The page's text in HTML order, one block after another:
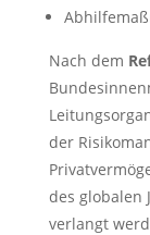
Nach dem
der
des globalen
verlangt